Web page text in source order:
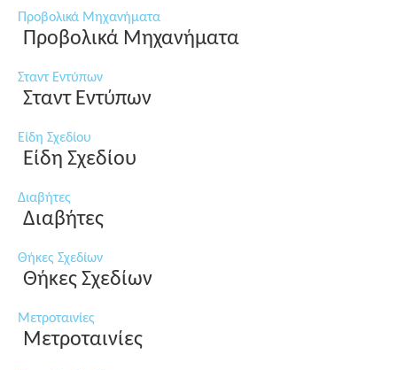
Προβολικά Μηχανήματα
Προβολικά Μηχανήματα
Σταντ Εντύπων
Σταντ Εντύπων
Είδη Σχεδίου
Είδη Σχεδίου
Διαβήτες
Διαβήτες
Θήκες Σχεδίων
Θήκες Σχεδίων
Μετροταινίες
Μετροταινίες